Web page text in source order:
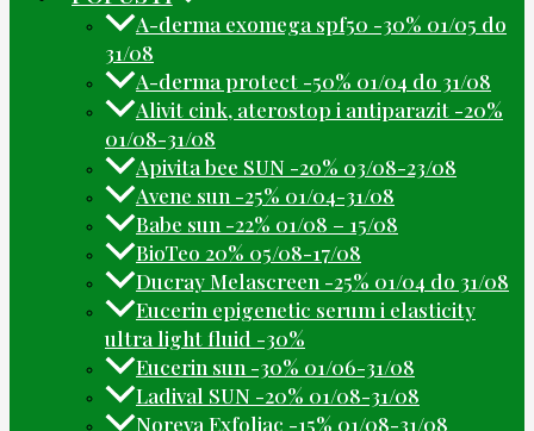
A-derma exomega spf50 -30% 01/05 do
31/08
A-derma protect -50% 01/04 do 31/08
Alivit cink, aterostop i antiparazit -20%
01/08-31/08
Apivita bee SUN -20% 03/08-23/08
Avene sun -25% 01/04-31/08
Babe sun -22% 01/08 – 15/08
BioTeo 20% 05/08-17/08
Ducray Melascreen -25% 01/04 do 31/08
Eucerin epigenetic serum i elasticity
ultra light fluid -30%
Eucerin sun -30% 01/06-31/08
Ladival SUN -20% 01/08-31/08
Noreva Exfoliac -15% 01/08-31/08